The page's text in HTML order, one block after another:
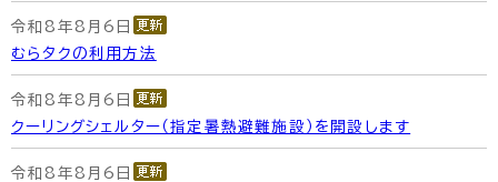
令和8年8月6日
むらタクの利用方法
令和8年8月6日
クーリングシェルター（指定暑熱避難施設）を開設します
令和8年8月6日